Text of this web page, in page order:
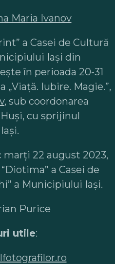
Maria Ivanov
a Casei de Cultură
Iaşi din
în perioada 20-31
Iubire. Magie.”,
, sub coordonarea
cu sprijinul
marţi 22 august 2023,
a Casei de
a Municipiului Iaşi.
Purice
utile: